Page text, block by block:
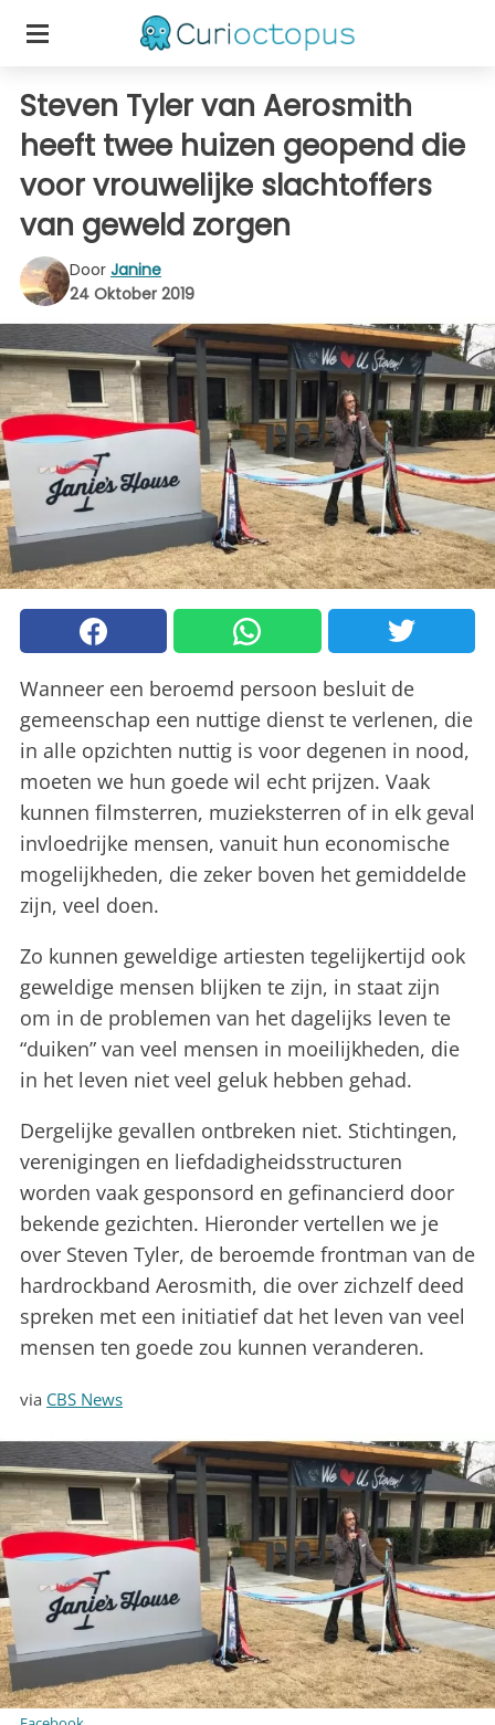
Steven Tyler van Aerosmith
heeft twee huizen geopend die
voor vrouwelijke slachtoffers
van geweld zorgen
Door Janine
24 Oktober 2019
Wanneer een beroemd persoon besluit de
gemeenschap een nuttige dienst te verlenen, die
in alle opzichten nuttig is voor degenen in nood,
moeten we hun goede wil echt prijzen. Vaak
kunnen filmsterren, muzieksterren of in elk geval
invloedrijke mensen, vanuit hun economische
mogelijkheden, die zeker boven het gemiddelde
zijn, veel doen.
Zo kunnen geweldige artiesten tegelijkertijd ook
geweldige mensen blijken te zijn, in staat zijn
om in de problemen van het dagelijks leven te
“duiken” van veel mensen in moeilijkheden, die
in het leven niet veel geluk hebben gehad.
Dergelijke gevallen ontbreken niet. Stichtingen,
verenigingen en liefdadigheidsstructuren
worden vaak gesponsord en gefinancierd door
bekende gezichten. Hieronder vertellen we je
over Steven Tyler, de beroemde frontman van de
hardrockband Aerosmith, die over zichzelf deed
spreken met een initiatief dat het leven van veel
mensen ten goede zou kunnen veranderen.
via CBS News